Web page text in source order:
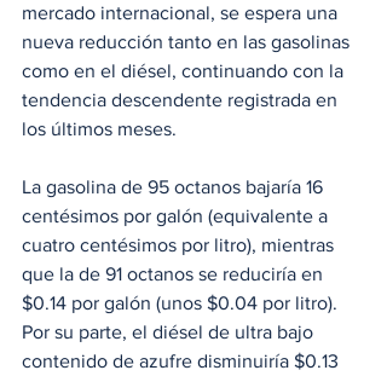
mercado internacional, se espera una
nueva reducción tanto en las gasolinas
como en el diésel, continuando con la
tendencia descendente registrada en
los últimos meses.
La gasolina de 95 octanos bajaría 16
centésimos por galón (equivalente a
cuatro centésimos por litro), mientras
que la de 91 octanos se reduciría en
$0.14 por galón (unos $0.04 por litro).
Por su parte, el diésel de ultra bajo
contenido de azufre disminuiría $0.13